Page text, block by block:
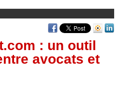
: un outil
avocats et